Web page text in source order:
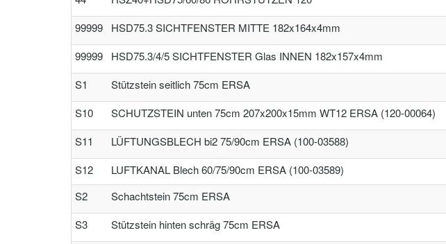
99999 HSD75.3 SICHTFENSTER MITTE 182x164x4mm
99999 HSD75.3/4/5 SICHTFENSTER Glas INNEN 182x157x4mm
S1 Stützstein seitlich 75cm ERSA
S10 SCHUTZSTEIN unten 75cm 207x200x15mm WT12 ERSA (120-00064)
S11 LÜFTUNGSBLECH bi2 75/90cm ERSA (100-03588)
S12 LUFTKANAL Blech 60/75/90cm ERSA (100-03589)
S2 Schachtstein 75cm ERSA
S3 Stützstein hinten schräg 75cm ERSA